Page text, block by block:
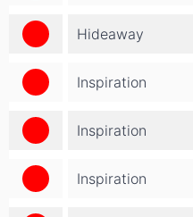
Hideaway
Inspiration
Inspiration
Inspiration